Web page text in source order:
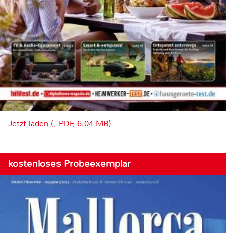
Jetzt laden (, PDF, 6.04 MB)
kostenloses Probeexemplar